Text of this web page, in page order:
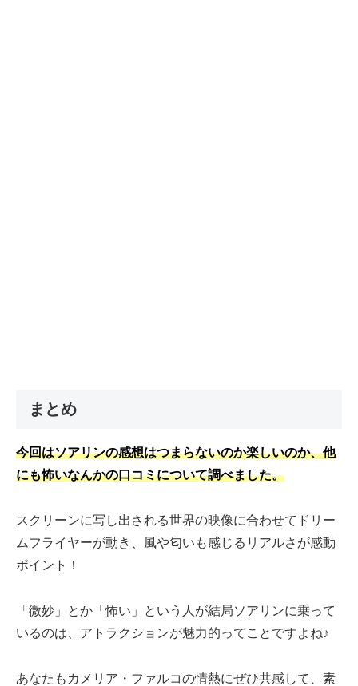
まとめ
今回はソアリンの感想はつまらないのか楽しいのか、他
にも怖いなんかの口コミについて調べました。
スクリーンに写し出される世界の映像に合わせてドリー
ムフライヤーが動き、風や匂いも感じるリアルさが感動
ポイント！
「微妙」とか「怖い」という人が結局ソアリンに乗って
いるのは、アトラクションが魅力的ってことですよね♪
あなたもカメリア・ファルコの情熱にぜひ共感して、素